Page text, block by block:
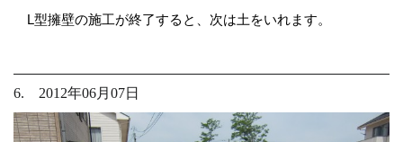
L型擁壁の施工が終了すると、次は土をいれます。
6. 2012年06月07日